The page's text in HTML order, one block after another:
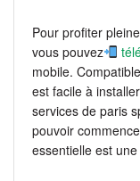
Pour profiter
vous pouvez
mobile.
est facile à
services de paris
pouvoir
essentielle est une